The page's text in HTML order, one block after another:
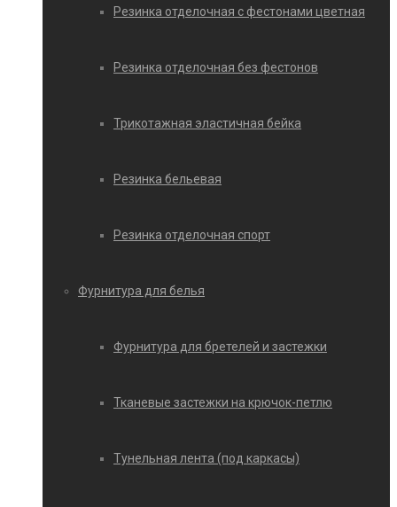
Резинка отделочная с фестонами цветная
Резинка отделочная без фестонов
Трикотажная эластичная бейка
Резинка бельевая
Резинка отделочная спорт
Фурнитура для белья
Фурнитура для бретелей и застежки
Тканевые застежки на крючок-петлю
Тунельная лента (под каркасы)